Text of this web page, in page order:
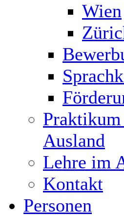
Wien
Ausland
Lehre im
Kontakt
Personen